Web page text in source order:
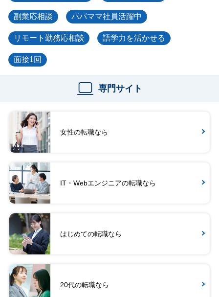
副業応相談 パパママ社員活躍中
リモート勤務応相談 語学力を活かせる
面接1回
専門サイト
女性の転職なら
IT・Webエンジニアの転職なら
はじめての転職なら
20代の転職なら